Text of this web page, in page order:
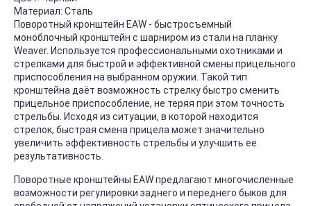
Материал: Сталь
Поворотный кронштейн EAW - быстросъемный
моноблочный кронштейн c шарниром из стали на планку
Weaver. Используется профессиональными охотниками и
стрелками для быстрой и эффективной смены прицельного
приспособления на выбранном оружии. Такой тип
кронштейна даёт возможность стрелку быстро сменить
прицельное приспособление, не теряя при этом точность
стрельбы. Исходя из ситуации, в которой находится
стрелок, быстрая смена прицела может значительно
увеличить эффективность стрельбы и улучшить её
результативность.
Поворотные кронштейны EAW предлагают многочисленные
возможности регулировки заднего и переднего быков для